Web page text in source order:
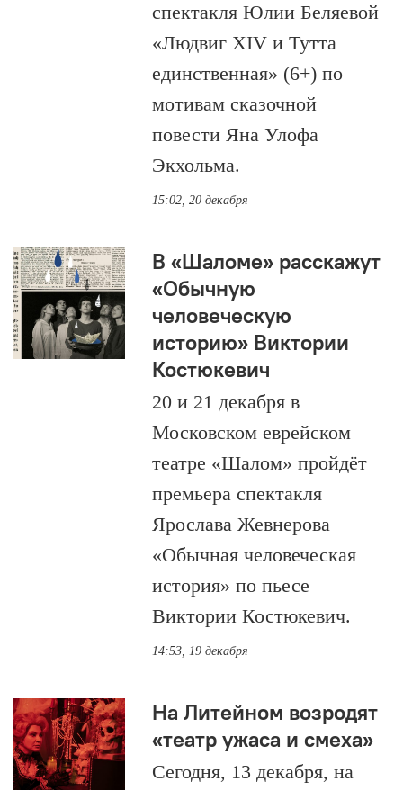
спектакля Юлии Беляевой
«Людвиг XIV и Тутта
единственная» (6+) по
мотивам сказочной
повести Яна Улофа
Экхольма.
15:02, 20 декабря
В «Шаломе» расскажут
«Обычную
человеческую
историю» Виктории
Костюкевич
20 и 21 декабря в
Московском еврейском
театре «Шалом» пройдёт
премьера спектакля
Ярослава Жевнерова
«Обычная человеческая
история» по пьесе
Виктории Костюкевич.
14:53, 19 декабря
На Литейном возродят
«театр ужаса и смеха»
Сегодня, 13 декабря, на